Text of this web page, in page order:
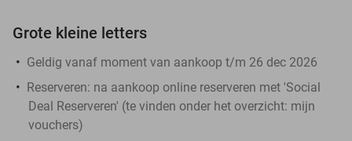
Grote kleine letters
Geldig vanaf moment van aankoop t/m 26 dec 2026
Reserveren: na aankoop online reserveren met 'Social
Deal Reserveren' (te vinden onder het overzicht: mijn
vouchers)